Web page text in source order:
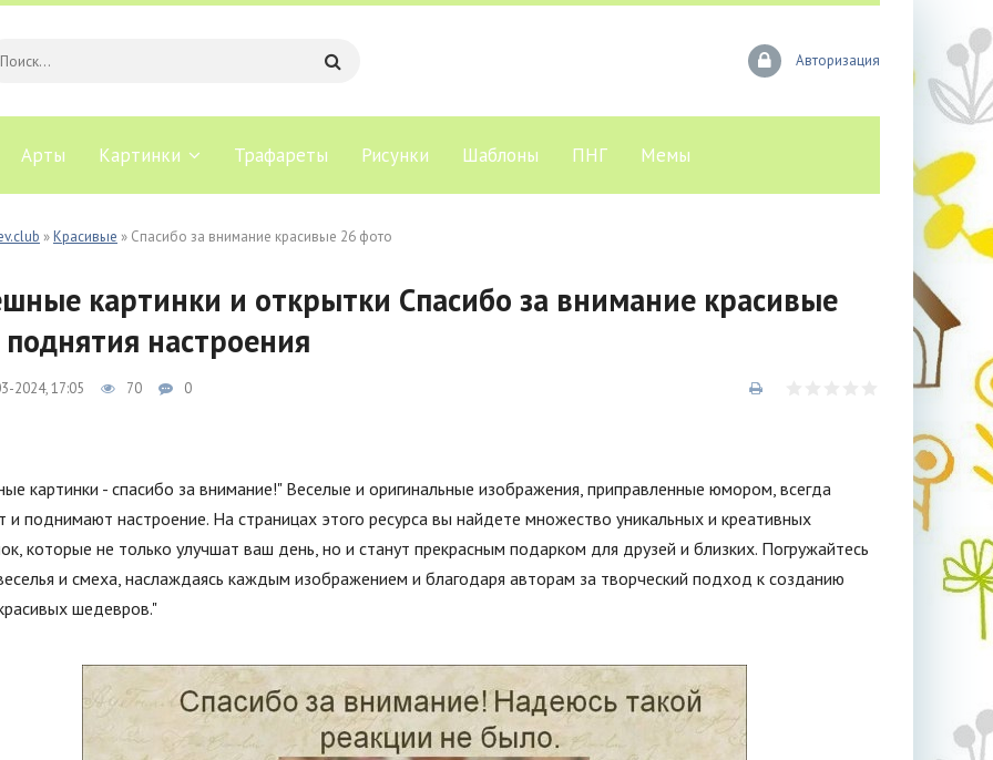
Авторизация
Арты Картинки Трафареты Рисунки Шаблоны ПНГ Мемы
»Красивые » Спасибо за внимание красивые 26 фото
картинки и открытки Спасибо за внимание красивые
настроения
2024, 17:05 70 0
картинки - спасибо за внимание!" Веселые и оригинальные изображения, приправленные юмором, всегда
и поднимают настроение. На страницах этого ресурса вы найдете множество уникальных и креативных
которые не только улучшат ваш день, но и станут прекрасным подарком для друзей и близких. Погружайтесь
и смеха, наслаждаясь каждым изображением и благодаря авторам за творческий подход к созданию
шедевров."